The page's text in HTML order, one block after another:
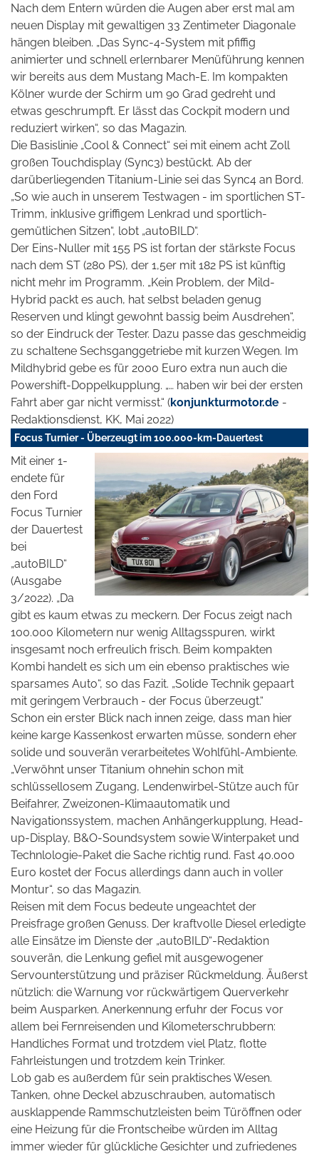
Nach dem Entern würden die Augen aber erst mal am
neuen Display mit gewaltigen 33 Zentimeter Diagonale
hängen bleiben. „Das Sync-4-System mit pfiffig
animierter und schnell erlernbarer Menüführung kennen
wir bereits aus dem Mustang Mach-E. Im kompakten
Kölner wurde der Schirm um 90 Grad gedreht und
etwas geschrumpft. Er lässt das Cockpit modern und
reduziert wirken“, so das Magazin.
Die Basislinie „Cool & Connect“ sei mit einem acht Zoll
großen Touchdisplay (Sync3) bestückt. Ab der
darüberliegenden Titanium-Linie sei das Sync4 an Bord.
„So wie auch in unserem Testwagen - im sportlichen ST-
Trimm, inklusive griffigem Lenkrad und sportlich-
gemütlichen Sitzen“, lobt „autoBILD“.
Der Eins-Nuller mit 155 PS ist fortan der stärkste Focus
nach dem ST (280 PS), der 1,5er mit 182 PS ist künftig
nicht mehr im Programm. „Kein Problem, der Mild-
Hybrid packt es auch, hat selbst beladen genug
Reserven und klingt gewohnt bassig beim Ausdrehen“,
so der Eindruck der Tester. Dazu passe das geschmeidig
zu schaltene Sechsganggetriebe mit kurzen Wegen. Im
Mildhybrid gebe es für 2000 Euro extra nun auch die
Powershift-Doppelkupplung. „… haben wir bei der ersten
Fahrt aber gar nicht vermisst.“ (konjunkturmotor.de -
Redaktionsdienst, KK, Mai 2022)
Focus Turnier - Überzeugt im 100.000-km-Dauertest
Mit einer 1-
endete für
den Ford
Focus Turnier
der Dauertest
bei
„autoBILD“
(Ausgabe
3/2022). „Da
gibt es kaum etwas zu meckern. Der Focus zeigt nach
100.000 Kilometern nur wenig Alltagsspuren, wirkt
insgesamt noch erfreulich frisch. Beim kompakten
Kombi handelt es sich um ein ebenso praktisches wie
sparsames Auto“, so das Fazit. „Solide Technik gepaart
mit geringem Verbrauch - der Focus überzeugt.“
Schon ein erster Blick nach innen zeige, dass man hier
keine karge Kassenkost erwarten müsse, sondern eher
solide und souverän verarbeitetes Wohlfühl-Ambiente.
„Verwöhnt unser Titanium ohnehin schon mit
schlüssellosem Zugang, Lendenwirbel-Stütze auch für
Beifahrer, Zweizonen-Klimaautomatik und
Navigationssystem, machen Anhängerkupplung, Head-
up-Display, B&O-Soundsystem sowie Winterpaket und
Technlologie-Paket die Sache richtig rund. Fast 40.000
Euro kostet der Focus allerdings dann auch in voller
Montur“, so das Magazin.
Reisen mit dem Focus bedeute ungeachtet der
Preisfrage großen Genuss. Der kraftvolle Diesel erledigte
alle Einsätze im Dienste der „autoBILD“-Redaktion
souverän, die Lenkung gefiel mit ausgewogener
Servounterstützung und präziser Rückmeldung. Äußerst
nützlich: die Warnung vor rückwärtigem Querverkehr
beim Ausparken. Anerkennung erfuhr der Focus vor
allem bei Fernreisenden und Kilometerschrubbern:
Handliches Format und trotzdem viel Platz, flotte
Fahrleistungen und trotzdem kein Trinker.
Lob gab es außerdem für sein praktisches Wesen.
Tanken, ohne Deckel abzuschrauben, automatisch
ausklappende Rammschutzleisten beim Türöffnen oder
eine Heizung für die Frontscheibe würden im Alltag
immer wieder für glückliche Gesichter und zufriedenes